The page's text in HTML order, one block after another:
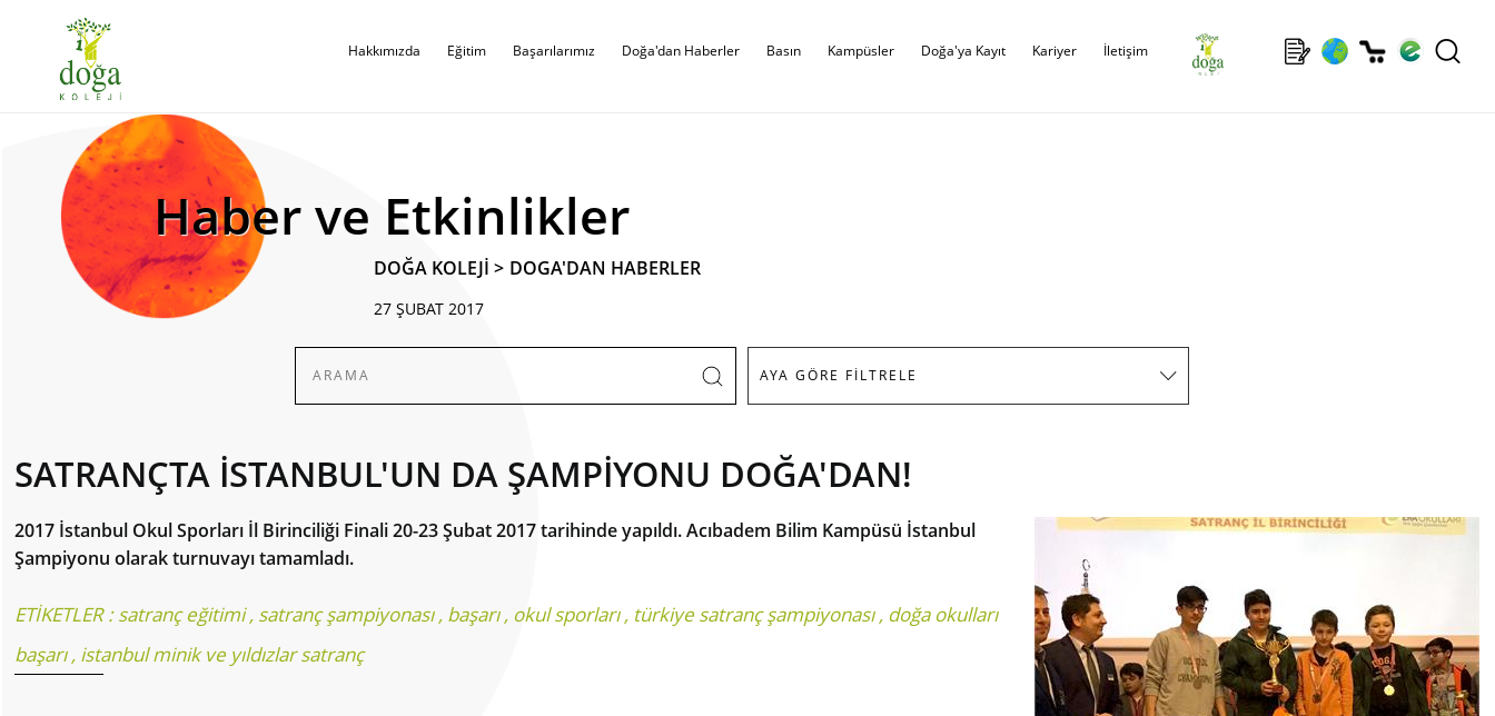
Hakkımızda Eğitim Başarılarımız Doğa'dan Haberler Basın Kampüsler Doğa'ya Kayıt Kariyer İletişim
Haber ve Etkinlikler
DOĞA KOLEJİ > DOGA'DAN HABERLER
27 ŞUBAT 2017
SATRANÇTA İSTANBUL'UN DA ŞAMPİYONU DOĞA'DAN!
2017 İstanbul Okul Sporları İl Birinciliği Finali 20-23 Şubat 2017 tarihinde yapıldı. Acıbadem Bilim Kampüsü İstanbul
Şampiyonu olarak turnuvayı tamamladı.
ETİKETLER :satranç eğitimi, satranç şampiyonası, başarı, okul sporları, türkiye satranç şampiyonası, doğa okulları
başarı, istanbul minik ve yıldızlar satranç